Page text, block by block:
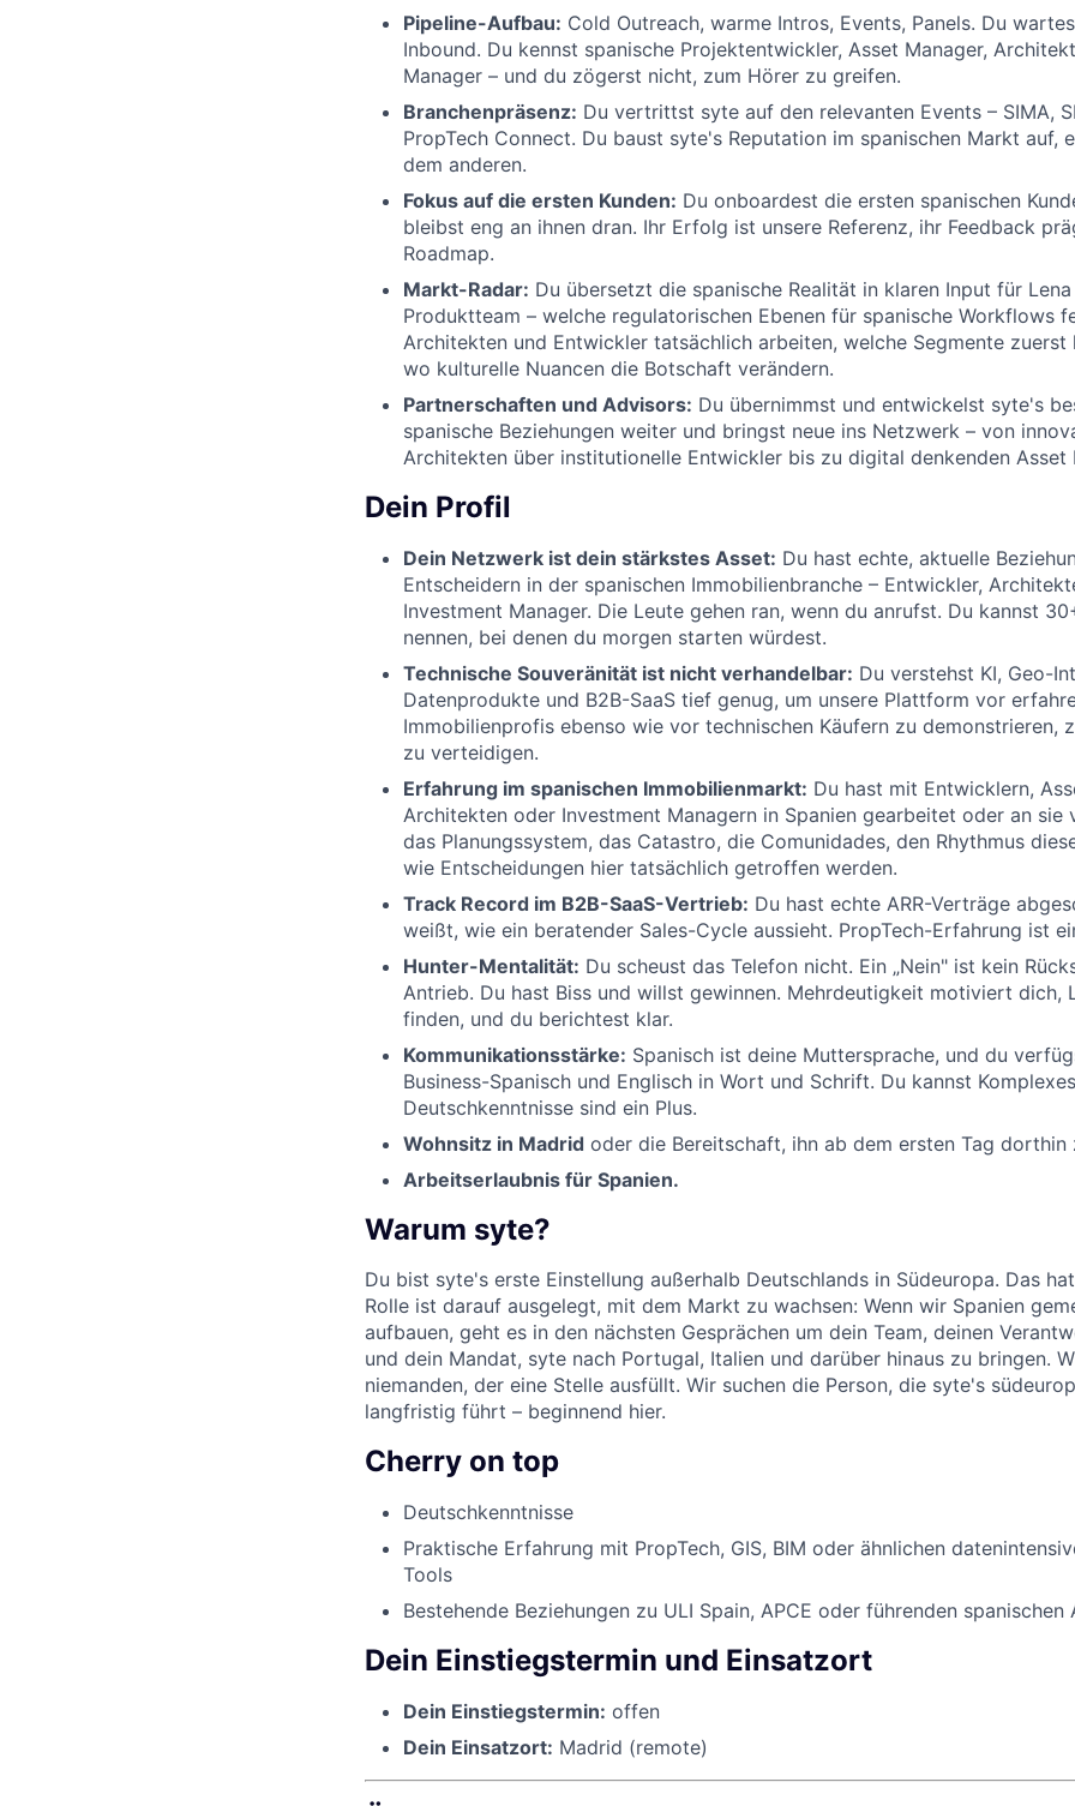
Pipeline-Aufbau: Cold Outreach, warme Intros, Events, Panels. Du
Inbound. Du kennst spanische Projektentwickler, Asset Manager,
Manager – und du zögerst nicht, zum Hörer zu greifen.
Branchenpräsenz: Du vertrittst syte auf den relevanten Events – SIMA,
PropTech Connect. Du baust syte's Reputation im spanischen Markt auf,
dem anderen.
Fokus auf die ersten Kunden: Du onboardest die ersten spanischen
bleibst eng an ihnen dran. Ihr Erfolg ist unsere Referenz, ihr Feedback
Roadmap.
Markt-Radar: Du übersetzt die spanische Realität in klaren Input für
Produktteam – welche regulatorischen Ebenen für spanische Workflows
Architekten und Entwickler tatsächlich arbeiten, welche Segmente zuerst
wo kulturelle Nuancen die Botschaft verändern.
Partnerschaften und Advisors: Du übernimmst und entwickelst syte's
spanische Beziehungen weiter und bringst neue ins Netzwerk – von
Architekten über institutionelle Entwickler bis zu digital denkenden Asset
Dein Profil
Dein Netzwerk ist dein stärkstes Asset: Du hast echte, aktuelle
Entscheidern in der spanischen Immobilienbranche – Entwickler,
Investment Manager. Die Leute gehen ran, wenn du anrufst. Du kannst
nennen, bei denen du morgen starten würdest.
Technische Souveränität ist nicht verhandelbar: Du verstehst KI, Geo-
Datenprodukte und B2B-SaaS tief genug, um unsere Plattform vor
Immobilienprofis ebenso wie vor technischen Käufern zu demonstrieren,
zu verteidigen.
Erfahrung im spanischen Immobilienmarkt: Du hast mit Entwicklern,
Architekten oder Investment Managern in Spanien gearbeitet oder an sie
das Planungssystem, das Catastro, die Comunidades, den Rhythmus
wie Entscheidungen hier tatsächlich getroffen werden.
Track Record im B2B-SaaS-Vertrieb: Du hast echte ARR-Verträge
weißt, wie ein beratender Sales-Cycle aussieht. PropTech-Erfahrung ist
Hunter-Mentalität: Du scheust das Telefon nicht. Ein „Nein" ist kein
Antrieb. Du hast Biss und willst gewinnen. Mehrdeutigkeit motiviert dich,
finden, und du berichtest klar.
Kommunikationsstärke: Spanisch ist deine Muttersprache, und du
Business-Spanisch und Englisch in Wort und Schrift. Du kannst
Deutschkenntnisse sind ein Plus.
Wohnsitz in Madrid oder die Bereitschaft, ihn ab dem ersten Tag dorthin
Arbeitserlaubnis für Spanien.
Warum syte?
Du bist syte's erste Einstellung außerhalb Deutschlands in Südeuropa. Das
Rolle ist darauf ausgelegt, mit dem Markt zu wachsen: Wenn wir Spanien
aufbauen, geht es in den nächsten Gesprächen um dein Team, deinen
und dein Mandat, syte nach Portugal, Italien und darüber hinaus zu bringen.
niemanden, der eine Stelle ausfüllt. Wir suchen die Person, die syte's
langfristig führt – beginnend hier.
Cherry on top
Deutschkenntnisse
Praktische Erfahrung mit PropTech, GIS, BIM oder ähnlichen
Tools
Bestehende Beziehungen zu ULI Spain, APCE oder führenden
Dein Einstiegstermin und Einsatzort
Dein Einstiegstermin: offen
Dein Einsatzort: Madrid (remote)